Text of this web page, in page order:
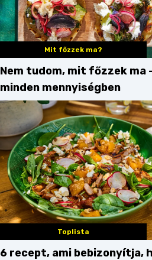
Mit főzzek ma?
Nem tudom, mit főzzek ma
minden mennyiségben
Toplista
6 recept, ami bebizonyítja,